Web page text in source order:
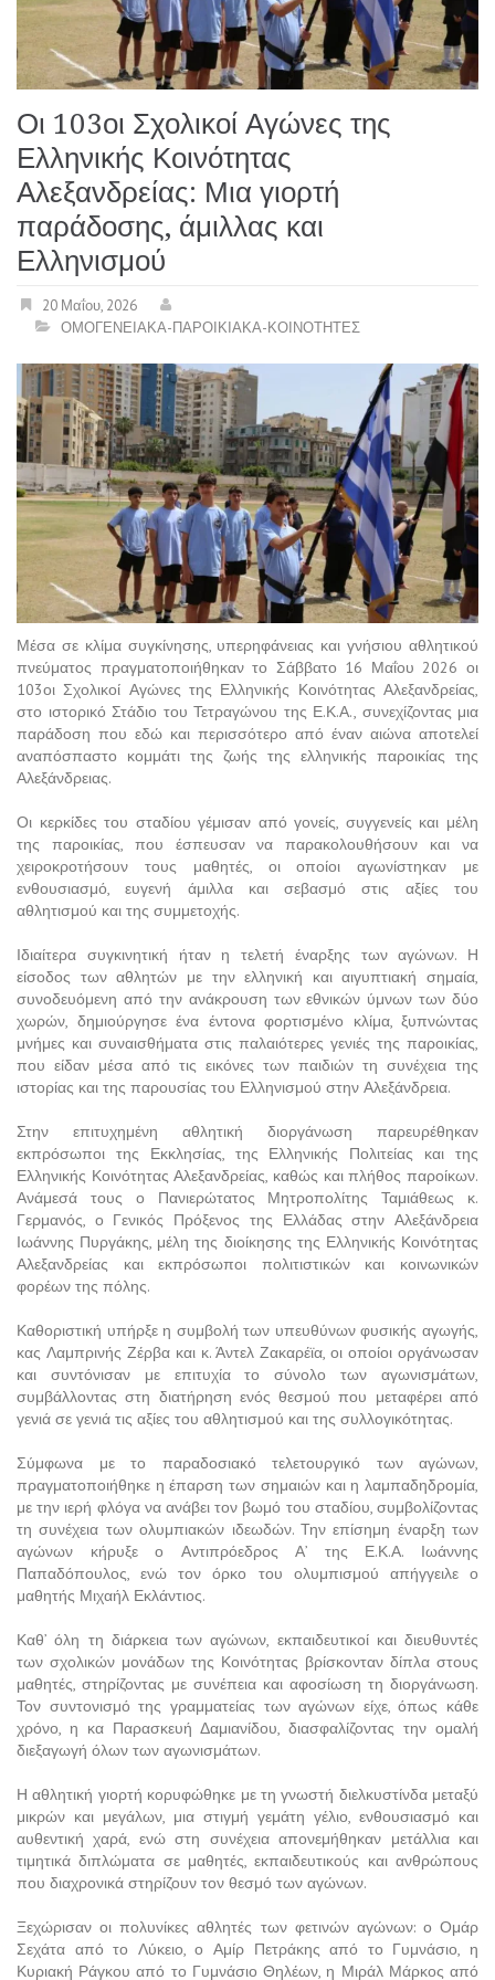
Οι 103οι Σχολικοί Αγώνες της
Ελληνικής Κοινότητας
Αλεξανδρείας: Μια γιορτή
παράδοσης, άμιλλας και
Ελληνισμού
20 Μαΐου, 2026
ΟΜΟΓΕΝΕΙΑΚΑ-ΠΑΡΟΙΚΙΑΚΑ-ΚΟΙΝΟΤΗΤΕΣ
Μέσα σε κλίμα συγκίνησης, υπερηφάνειας και γνήσιου αθλητικού
πνεύματος πραγματοποιήθηκαν το Σάββατο 16 Μαΐου 2026 οι
103οι Σχολικοί Αγώνες της Ελληνικής Κοινότητας Αλεξανδρείας,
στο ιστορικό Στάδιο του Τετραγώνου της Ε.Κ.Α., συνεχίζοντας μια
παράδοση που εδώ και περισσότερο από έναν αιώνα αποτελεί
αναπόσπαστο κομμάτι της ζωής της ελληνικής παροικίας της
Αλεξάνδρειας.
Οι κερκίδες του σταδίου γέμισαν από γονείς, συγγενείς και μέλη
της παροικίας, που έσπευσαν να παρακολουθήσουν και να
χειροκροτήσουν τους μαθητές, οι οποίοι αγωνίστηκαν με
ενθουσιασμό, ευγενή άμιλλα και σεβασμό στις αξίες του
αθλητισμού και της συμμετοχής.
Ιδιαίτερα συγκινητική ήταν η τελετή έναρξης των αγώνων. Η
είσοδος των αθλητών με την ελληνική και αιγυπτιακή σημαία,
συνοδευόμενη από την ανάκρουση των εθνικών ύμνων των δύο
χωρών, δημιούργησε ένα έντονα φορτισμένο κλίμα, ξυπνώντας
μνήμες και συναισθήματα στις παλαιότερες γενιές της παροικίας,
που είδαν μέσα από τις εικόνες των παιδιών τη συνέχεια της
ιστορίας και της παρουσίας του Ελληνισμού στην Αλεξάνδρεια.
Στην επιτυχημένη αθλητική διοργάνωση παρευρέθηκαν
εκπρόσωποι της Εκκλησίας, της Ελληνικής Πολιτείας και της
Ελληνικής Κοινότητας Αλεξανδρείας, καθώς και πλήθος παροίκων.
Ανάμεσά τους ο Πανιερώτατος Μητροπολίτης Ταμιάθεως κ.
Γερμανός, ο Γενικός Πρόξενος της Ελλάδας στην Αλεξάνδρεια
Ιωάννης Πυργάκης, μέλη της διοίκησης της Ελληνικής Κοινότητας
Αλεξανδρείας και εκπρόσωποι πολιτιστικών και κοινωνικών
φορέων της πόλης.
Καθοριστική υπήρξε η συμβολή των υπευθύνων φυσικής αγωγής,
κας Λαμπρινής Ζέρβα και κ. Άντελ Ζακαρέϊα, οι οποίοι οργάνωσαν
και συντόνισαν με επιτυχία το σύνολο των αγωνισμάτων,
συμβάλλοντας στη διατήρηση ενός θεσμού που μεταφέρει από
γενιά σε γενιά τις αξίες του αθλητισμού και της συλλογικότητας.
Σύμφωνα με το παραδοσιακό τελετουργικό των αγώνων,
πραγματοποιήθηκε η έπαρση των σημαιών και η λαμπαδηδρομία,
με την ιερή φλόγα να ανάβει τον βωμό του σταδίου, συμβολίζοντας
τη συνέχεια των ολυμπιακών ιδεωδών. Την επίσημη έναρξη των
αγώνων κήρυξε ο Αντιπρόεδρος Α’ της Ε.Κ.Α. Ιωάννης
Παπαδόπουλος, ενώ τον όρκο του ολυμπισμού απήγγειλε ο
μαθητής Μιχαήλ Εκλάντιος.
Καθ’ όλη τη διάρκεια των αγώνων, εκπαιδευτικοί και διευθυντές
των σχολικών μονάδων της Κοινότητας βρίσκονταν δίπλα στους
μαθητές, στηρίζοντας με συνέπεια και αφοσίωση τη διοργάνωση.
Τον συντονισμό της γραμματείας των αγώνων είχε, όπως κάθε
χρόνο, η κα Παρασκευή Δαμιανίδου, διασφαλίζοντας την ομαλή
διεξαγωγή όλων των αγωνισμάτων.
Η αθλητική γιορτή κορυφώθηκε με τη γνωστή διελκυστίνδα μεταξύ
μικρών και μεγάλων, μια στιγμή γεμάτη γέλιο, ενθουσιασμό και
αυθεντική χαρά, ενώ στη συνέχεια απονεμήθηκαν μετάλλια και
τιμητικά διπλώματα σε μαθητές, εκπαιδευτικούς και ανθρώπους
που διαχρονικά στηρίζουν τον θεσμό των αγώνων.
Ξεχώρισαν οι πολυνίκες αθλητές των φετινών αγώνων: ο Ομάρ
Σεχάτα από το Λύκειο, ο Αμίρ Πετράκης από το Γυμνάσιο, η
Κυριακή Ράγκου από το Γυμνάσιο Θηλέων, η Μιράλ Μάρκος από